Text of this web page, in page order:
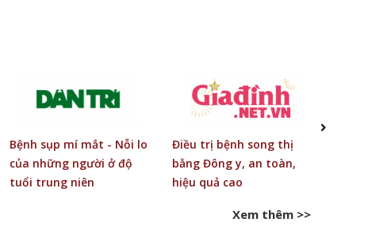
Bệnh sụp mí mắt - Nỗi lo
của những người ở độ
tuổi trung niên
Điều trị bệnh song thị
bằng Đông y, an toàn,
hiệu quả cao
Xem thêm >>